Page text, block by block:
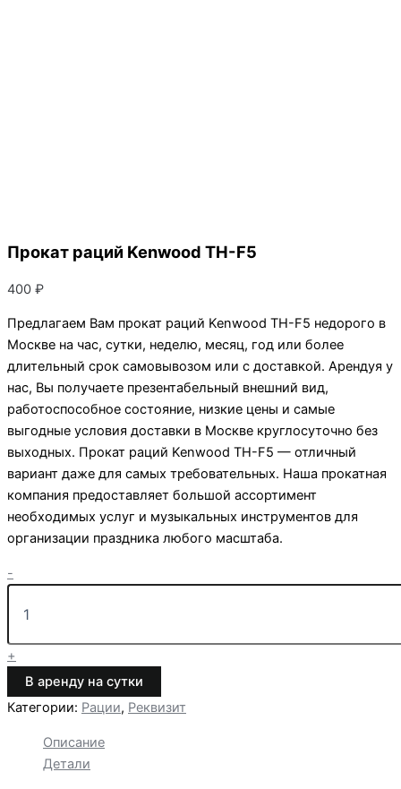
Прокат раций Kenwood TH-F5
400 ₽
Предлагаем Вам прокат раций Kenwood TH-F5 недорого в
Москве на час, сутки, неделю, месяц, год или более
длительный срок самовывозом или с доставкой. Арендуя у
нас, Вы получаете презентабельный внешний вид,
работоспособное состояние, низкие цены и самые
выгодные условия доставки в Москве круглосуточно без
выходных. Прокат раций Kenwood TH-F5 — отличный
вариант даже для самых требовательных. Наша прокатная
компания предоставляет большой ассортимент
необходимых услуг и музыкальных инструментов для
организации праздника любого масштаба.
-
товара
Прокат
раций
Kenwood
TH-
F5
+
В аренду на сутки
Категории: Рации, Реквизит
Описание
Детали